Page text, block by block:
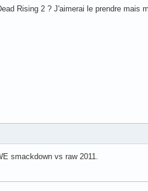
Rising 2 ? J'aimerai le prendre mais
smackdown vs raw 2011.